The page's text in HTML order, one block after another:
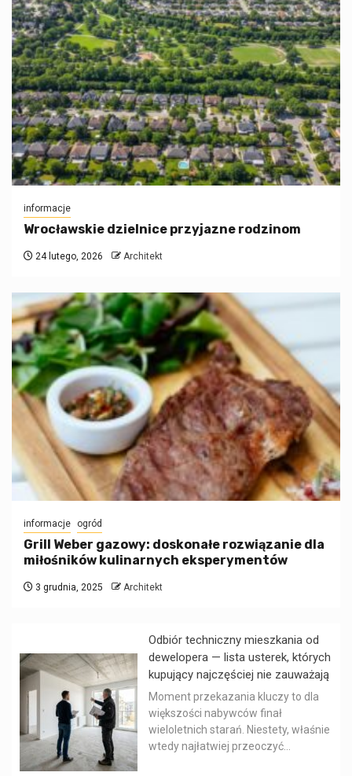
informacje
Wrocławskie dzielnice przyjazne rodzinom
24 lutego, 2026 Architekt
informacje ogród
Grill Weber gazowy: doskonałe rozwiązanie dla
miłośników kulinarnych eksperymentów
3 grudnia, 2025 Architekt
Odbiór techniczny mieszkania od
dewelopera — lista usterek, których
kupujący najczęściej nie zauważają
Moment przekazania kluczy to dla
większości nabywców finał
wieloletnich starań. Niestety, właśnie
wtedy najłatwiej przeoczyć...